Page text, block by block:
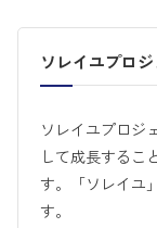
ソレイユプロ
ソレイユプロジ
して成長するこ
す。「ソレイユ
す。